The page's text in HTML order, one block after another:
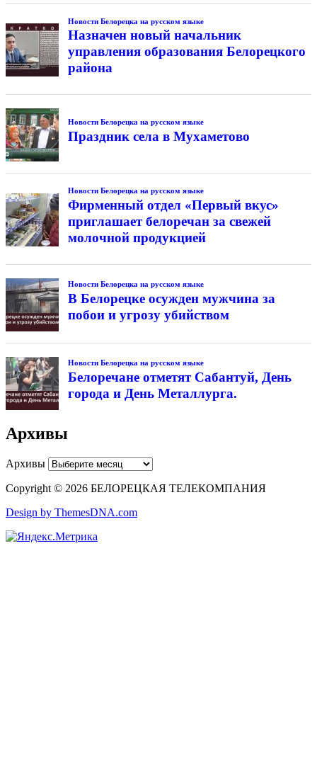
Новости Белорецка на русском языке
Назначен новый начальник
управления образования Белорецкого
района
Новости Белорецка на русском языке
Праздник села в Мухаметово
Новости Белорецка на русском языке
Фирменный отдел «Первый вкус»
приглашает белоречан за свежей
молочной продукцией
Новости Белорецка на русском языке
В Белорецке осужден мужчина за
побои и угрозу убийством
Новости Белорецка на русском языке
Белоречане отметят Сабантуй, День
города и День Металлурга.
Архивы
Архивы
Copyright © 2026 БЕЛОРЕЦКАЯ ТЕЛЕКОМПАНИЯ
Design by ThemesDNA.com